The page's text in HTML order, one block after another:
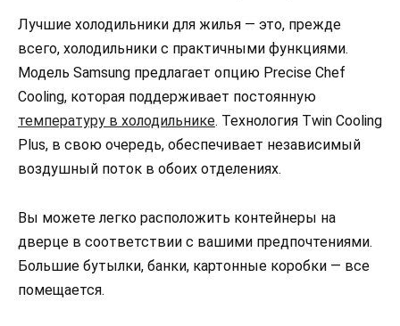
Лучшие холодильники для жилья — это, прежде
всего, холодильники с практичными функциями.
Модель Samsung предлагает опцию Precise Chef
Cooling, которая поддерживает постоянную
температуру в холодильнике. Технология Twin Cooling
Plus, в свою очередь, обеспечивает независимый
воздушный поток в обоих отделениях.
Вы можете легко расположить контейнеры на
дверце в соответствии с вашими предпочтениями.
Большие бутылки, банки, картонные коробки — все
помещается.